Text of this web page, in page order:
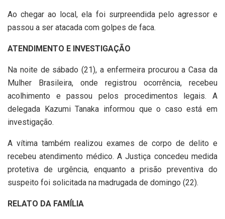
Ao chegar ao local, ela foi surpreendida pelo agressor e
passou a ser atacada com golpes de faca.
ATENDIMENTO E INVESTIGAÇÃO
Na noite de sábado (21), a enfermeira procurou a Casa da
Mulher Brasileira, onde registrou ocorrência, recebeu
acolhimento e passou pelos procedimentos legais. A
delegada Kazumi Tanaka informou que o caso está em
investigação.
A vítima também realizou exames de corpo de delito e
recebeu atendimento médico. A Justiça concedeu medida
protetiva de urgência, enquanto a prisão preventiva do
suspeito foi solicitada na madrugada de domingo (22).
RELATO DA FAMÍLIA